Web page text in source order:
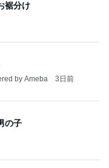
裾分け
by Ameba 3日前
の子